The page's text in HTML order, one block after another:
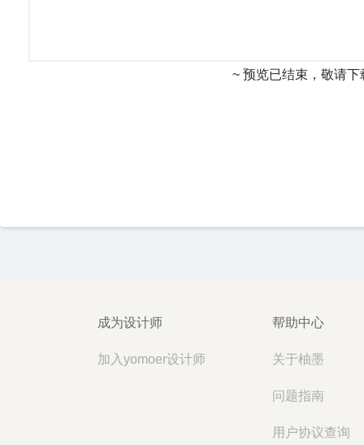
~ 预览已结束，敬请下
成为设计师
加入yomoer设计师
帮助中心
关于柚墨
问题指南
用户协议查询